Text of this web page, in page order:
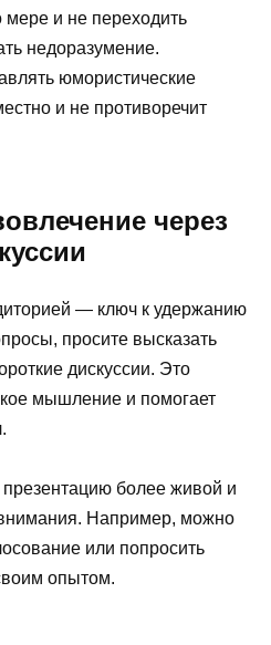
и не переходить
недоразумение.
юмористические
и не противоречит
через
— ключ к удержанию
просите высказать
дискуссии. Это
мышление и помогает
презентацию более живой и
Например, можно
или попросить
опытом.